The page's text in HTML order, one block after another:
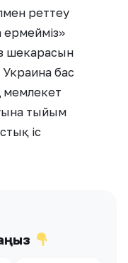
реттеу
ермейміз»
шекарасын
бас
мемлекет
тыйым
іс